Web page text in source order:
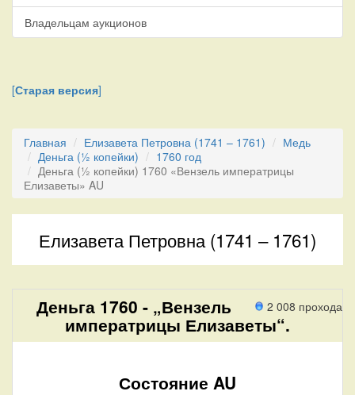
Владельцам аукционов
[Старая версия]
Главная Елизавета Петровна (1741 – 1761)
Медь
Деньга (½ копейки)
1760 год
Деньга (½ копейки) 1760 «Вензель императрицы
Елизаветы» AU
Елизавета Петровна (1741 – 1761)
2 008 прохода
Деньга 1760 - „Вензель
императрицы Елизаветы“.
Состояние AU